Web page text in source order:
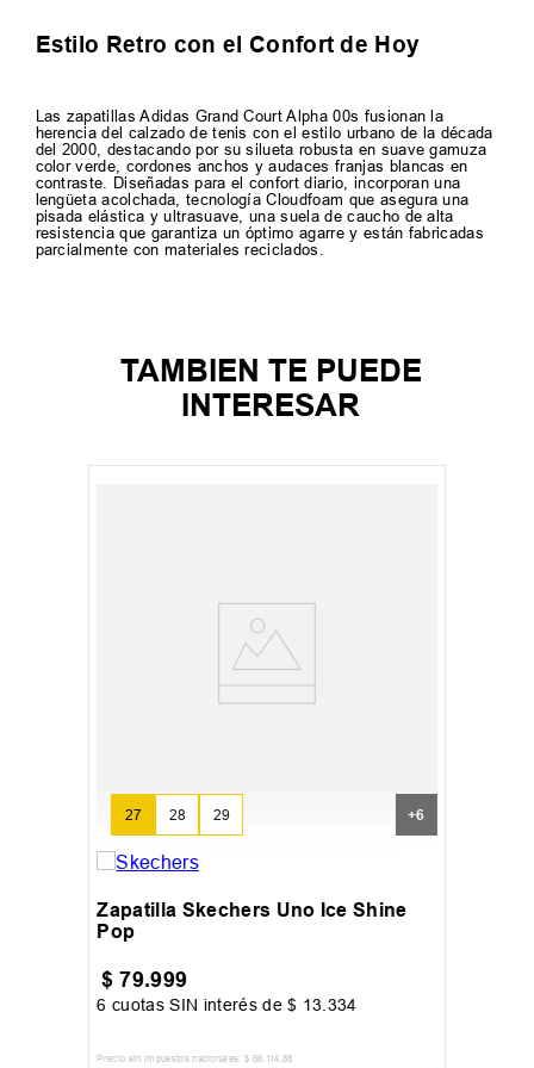
Estilo Retro con el Confort de Hoy
Las zapatillas Adidas Grand Court Alpha 00s fusionan la
herencia del calzado de tenis con el estilo urbano de la década
del 2000, destacando por su silueta robusta en suave gamuza
color verde, cordones anchos y audaces franjas blancas en
contraste. Diseñadas para el confort diario, incorporan una
lengüeta acolchada, tecnología Cloudfoam que asegura una
pisada elástica y ultrasuave, una suela de caucho de alta
resistencia que garantiza un óptimo agarre y están fabricadas
parcialmente con materiales reciclados.
TAMBIEN TE PUEDE
INTERESAR
27 28 29 +6
Zapatilla Skechers Uno Ice Shine
Pop
$ 79.999
6 cuotas SIN interés de$ 13.334
Precio sin impuestos nacionales: $ 66. 114 ,88